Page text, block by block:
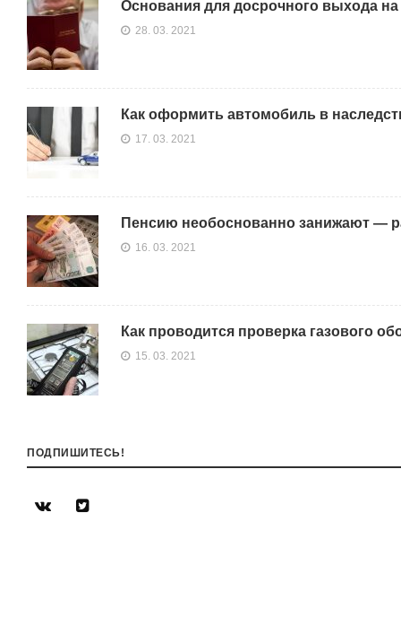
Основания для досрочного выхода
28. 03. 2021
Как оформить автомобиль в
17. 03. 2021
Пенсию необоснованно занижают —
16. 03. 2021
Как проводится проверка газового
15. 03. 2021
ПОДПИШИТЕСЬ!